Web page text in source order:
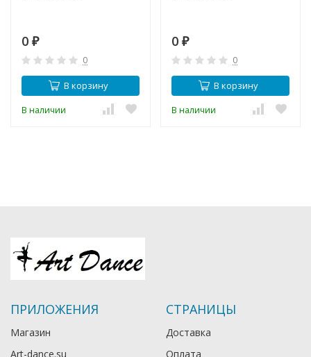
0 ₽
0
В корзину
В наличии
0 ₽
0
В корзину
В наличии
ПРИЛОЖЕНИЯ
Магазин
Art-dance.su
СТРАНИЦЫ
Доставка
Оплата